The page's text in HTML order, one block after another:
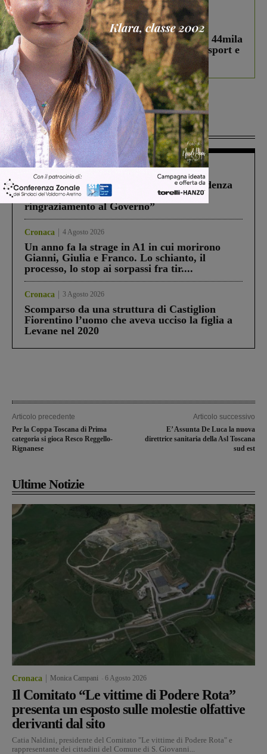
In vetrina 3 Agosto 2026
Estra Notizie agosto: Smart Cities, oltre 44mila
studenti coinvolti, torna il bando per lo sport e
debutta il podcast Estrair
Più lette
Figline Incisa Valdarno 1 Agosto 2026
Piscina di Figline finanziata oltre la scadenza
Pnrr, il gruppo di Fratelli d’Italia: “Un
ringraziamento al Governo”
Cronaca 4 Agosto 2026
Un anno fa la strage in A1 in cui morirono
Gianni, Giulia e Franco. Lo schianto, il
processo, lo stop ai sorpassi fra tir....
Cronaca 3 Agosto 2026
Scomparso da una struttura di Castiglion
Fiorentino l’uomo che aveva ucciso la figlia a
Levane nel 2020
Articolo precedente
Per la Coppa Toscana di Prima
categoria si gioca Resco Reggello-
Rignanese
Articolo successivo
E’ Assunta De Luca la nuova
direttrice sanitaria della Asl Toscana
sud est
Ultime Notizie
Cronaca Monica Campani 6 Agosto 2026
Il Comitato “Le vittime di Podere Rota”
presenta un esposto sulle molestie olfattive
derivanti dal sito
Catia Naldini, presidente del Comitato "Le vittime di Podere Rota" e
rappresentante dei cittadini del Comune di S. Giovanni...